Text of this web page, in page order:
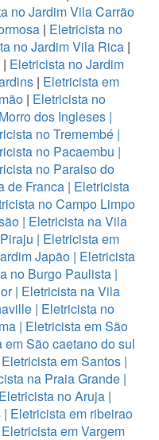
no Jardim Vila Carrão
| Eletricista no
no Jardim Vila Rica|
| Eletricista no Jardim
| Eletricista em
| Eletricista no
dos Ingleses |
no Tremembé|
no Pacaembu |
no Paraiso do
de Franca | Eletricista
no Campo Limpo
| Eletricista na Vila
| Eletricista em
Japão | Eletricista
no Burgo Paulista |
| Eletricista na Vila
| Eletricista no
| Eletricista em São
em São caetano do sul
Eletricista em Santos|
na Praia Grande|
Eletricista no Aruja |
| Eletricista em ribeirao
Eletricista em Vargem